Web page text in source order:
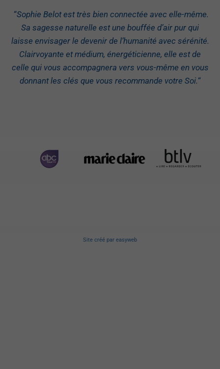
“Sophie Belot est très bien connectée avec elle-même.
Sa sagesse naturelle est une bouffée d’air pur qui
laisse envisager le devenir de l’humanité avec sérénité.
Clairvoyante et médium, énergéticienne, elle est de
celle qui vous accompagnera vers vous-même en vous
donnant les clés que vous recommande votre Soi.“
Site créé par easyweb